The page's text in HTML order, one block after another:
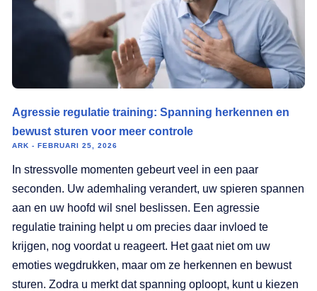
Agressie regulatie training: Spanning herkennen en
bewust sturen voor meer controle
ARK FEBRUARI 25, 2026
In stressvolle momenten gebeurt veel in een paar
seconden. Uw ademhaling verandert, uw spieren spannen
aan en uw hoofd wil snel beslissen. Een agressie
regulatie training helpt u om precies daar invloed te
krijgen, nog voordat u reageert. Het gaat niet om uw
emoties wegdrukken, maar om ze herkennen en bewust
sturen. Zodra u merkt dat spanning oploopt, kunt u kiezen